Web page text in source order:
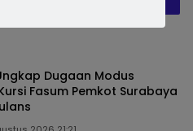
Dugaan Modus
Fasum Pemkot Surabaya